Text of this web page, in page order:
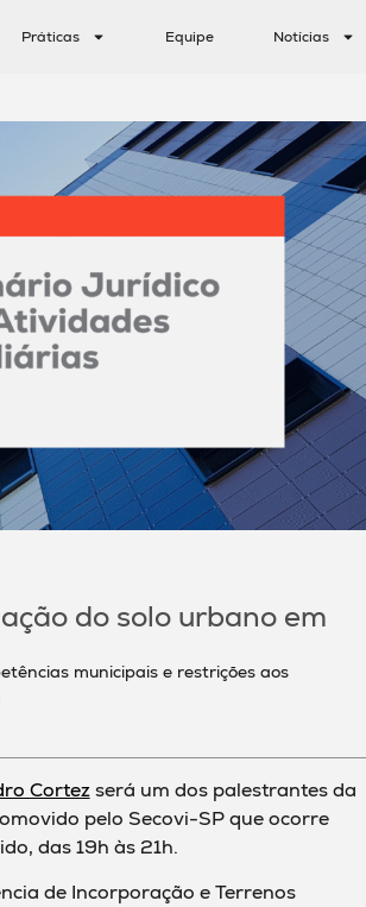
Práticas Equipe Notícias
do solo urbano em
municipais e restrições aos
Cortezserá um dos palestrantes da
pelo Secovi-SP que ocorre
das 19h às 21h.
de Incorporação e Terrenos